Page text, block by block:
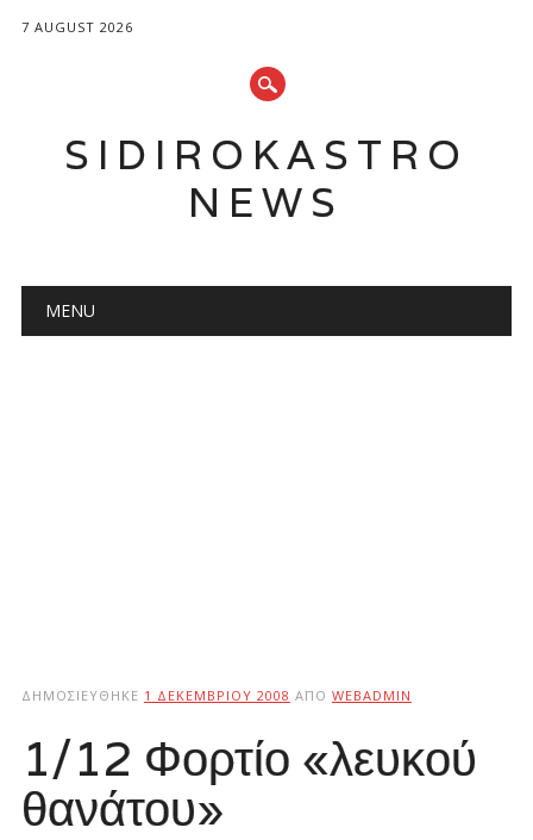
7 AUGUST 2026
SIDIROKASTRO
NEWS
Main menu
MENU
ΔΗΜΟΣΙΕΎΘΗΚΕ 1 ΔΕΚΕΜΒΡΊΟΥ 2008 ΑΠΌ WEBADMIN
1/12 Φορτίο «λευκού
θανάτου»